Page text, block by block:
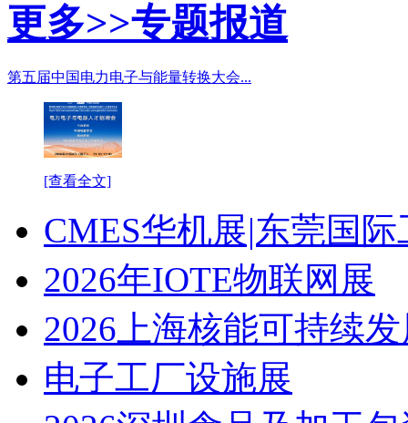
更多>>专题报道
第五届中国电力电子与能量转换大会...
[查看全文]
CMES华机展|东莞国
2026年IOTE物联网展
2026上海核能可持续
电子工厂设施展